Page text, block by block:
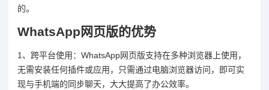
的。
WhatsApp网页版的优势
1、跨平台使用：WhatsApp网页版支持在多种浏览器上使用，
无需安装任何插件或应用，只需通过电脑浏览器访问，即可实
现与手机端的同步聊天，大大提高了办公效率。